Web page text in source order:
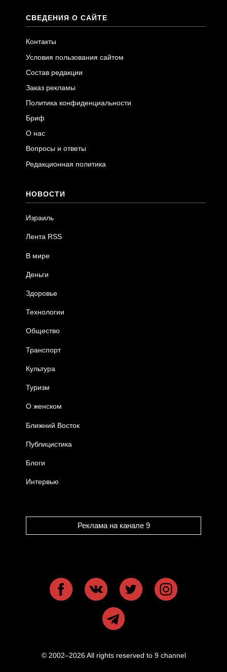
СВЕДЕНИЯ О САЙТЕ
Контакты
Условия пользования сайтом
Состав редакции
Заказ рекламы
Политика конфиденциальности
Бриф
О нас
Вопросы и ответы
Редакционная политика
НОВОСТИ
Израиль
Лента RSS
В мире
Деньги
Здоровье
Технологии
Общество
Транспорт
Культура
Туризм
О женском
Ближний Восток
Публицистика
Блоги
Интервью
Реклама на канале 9
© 2002–2026 All rights reserved to 9 channel